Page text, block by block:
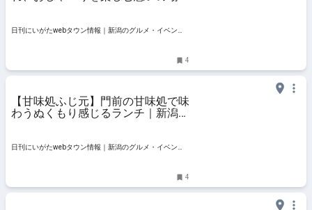
日刊にいがたwebタウン情報｜新潟のグルメ・イベン
4
【甘味処ふじ元】門前の甘味処で味
わうぬくもり感じるランチ｜新潟市
日刊にいがたwebタウン情報｜新潟のグルメ・イベン
4